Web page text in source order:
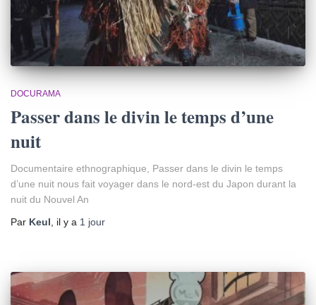
DOCURAMA
Passer dans le divin le temps d’une
nuit
Documentaire ethnographique, Passer dans le divin le temps
d’une nuit nous fait voyager dans le nord-est du Japon durant la
nuit du Nouvel An
Par Keul , il y a 1 jour